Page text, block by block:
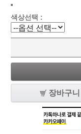
색상선택 :
장바구니